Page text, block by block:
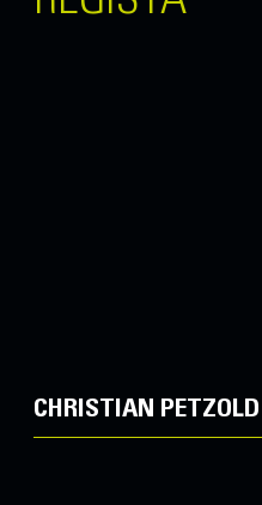
CHRISTIAN